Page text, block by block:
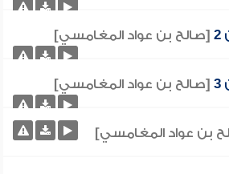
2 [صالح بن عواد المغامسي]
3 [صالح بن عواد المغامسي]
بن عواد المغامسي]